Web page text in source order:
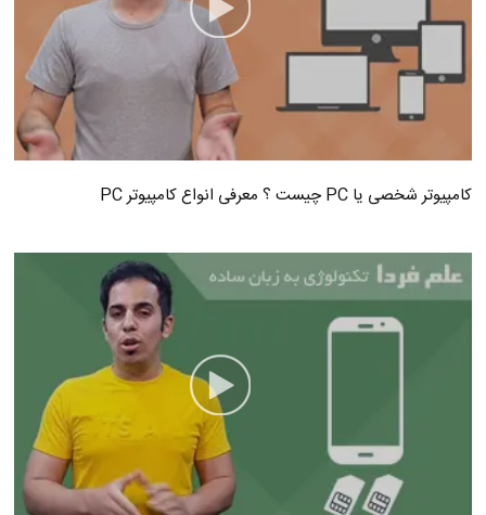
کامپیوتر شخصی یا PC چیست ؟ معرفی انواع کامپیوتر PC